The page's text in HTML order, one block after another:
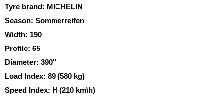
Tyre brand: MICHELIN
Season: Sommerreifen
Width: 190
Profile: 65
Diameter: 390''
Load Index: 89 (580 kg)
Speed Index: H (210 km\h)